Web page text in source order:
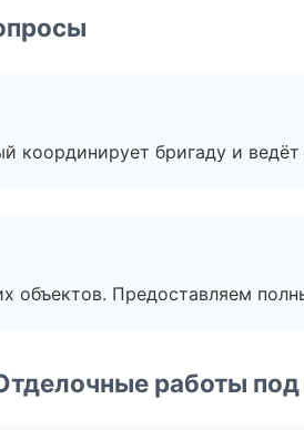
координирует бригаду и ведёт
объектов. Предоставляем
работы